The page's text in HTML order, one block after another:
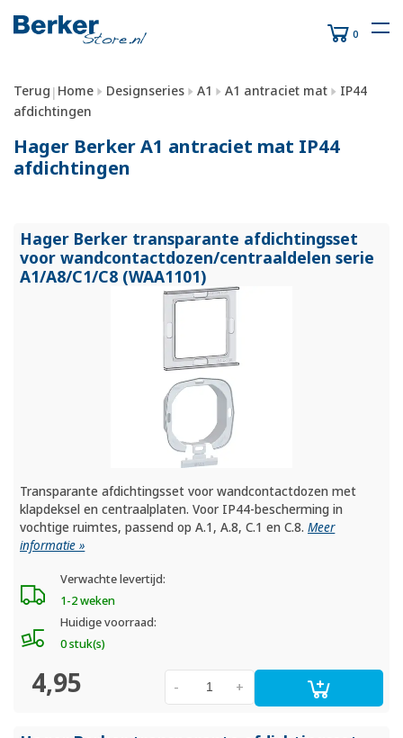
0
Terug | Home Designseries A1 A1 antraciet mat
IP44
afdichtingen
Hager Berker A1 antraciet mat IP44
afdichtingen
Hager Berker transparante afdichtingsset
voor wandcontactdozen/centraaldelen serie
A1/A8/C1/C8 (WAA1101)
Transparante afdichtingsset voor wandcontactdozen met
klapdeksel en centraalplaten. Voor IP44-bescherming in
vochtige ruimtes, passend op A.1, A.8, C.1 en C.8.Meer
informatie »
Verwachte levertijd:
1-2 weken
Huidige voorraad:
0 stuk(s)
4,95 +
-